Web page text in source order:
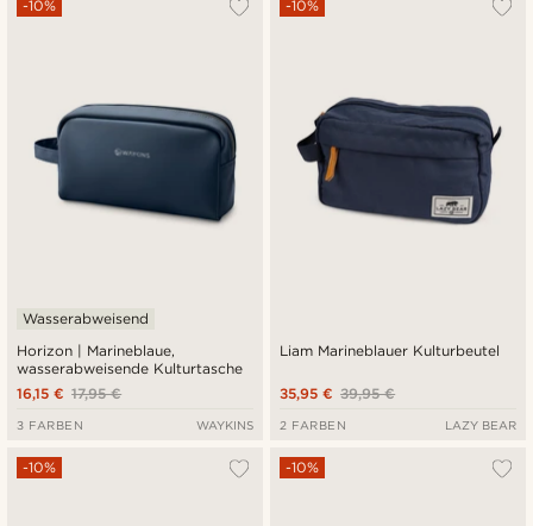
Horizon | Marineblaue,
wasserabweisende Kulturtasche
-10%
Wasserabweisend
17,95 €
16,15 €
3 FARBEN WAYKINS
Liam Marineblauer Kulturbeutel
-10%
39,95 €
35,95 €
2 FARBEN LAZY BEAR
-10% -10%